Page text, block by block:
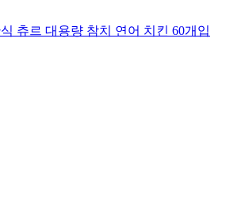
츄르 대용량 참치 연어 치킨 60개입